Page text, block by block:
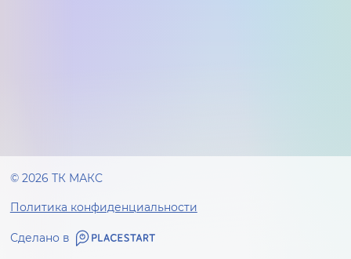
© 2026 ТК МАКС
Политика конфиденциальности
Сделано в